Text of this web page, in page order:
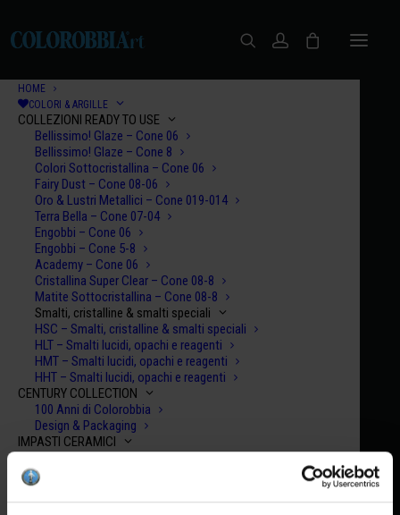
HOME
COLORI & ARGILLE
COLLEZIONI READY TO USE
Bellissimo! Glaze – Cone 06
Bellissimo! Glaze – Cone 8
Colori Sottocristallina – Cone 06
Fairy Dust – Cone 08-06
Oro & Lustri Metallici – Cone 019-014
Terra Bella – Cone 07-04
Engobbi – Cone 06
Engobbi – Cone 5-8
Academy – Cone 06
Cristallina Super Clear – Cone 08-8
Matite Sottocristallina – Cone 08-8
Smalti, cristalline & smalti speciali
HSC – Smalti, cristalline & smalti speciali
HLT – Smalti lucidi, opachi e reagenti
HMT – Smalti lucidi, opachi e reagenti
HHT – Smalti lucidi, opachi e reagenti
CENTURY COLLECTION
100 Anni di Colorobbia
Design & Packaging
IMPASTI CERAMICI
Argille Rosse
Terraglie Bianche
Impasti Autoindurenti
Argille & Smalti Raku
Let's Talk
Accetto la privacy policy
Facebook|You Tube|Instagram